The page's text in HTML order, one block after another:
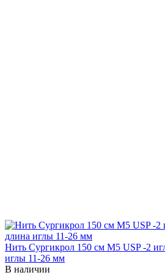
Нить Сургикрол 150 см М5 USP -2
иглы 11-26 мм
В наличии